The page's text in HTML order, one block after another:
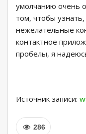
умолчанию очень
том, чтобы
нежелательные
контактное
пробелы, я
Источник записи:
286